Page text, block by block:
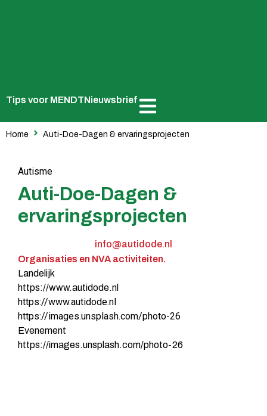
Tips voor MENDTNieuwsbrief
Home Auti-Doe-Dagen & ervaringsprojecten
Autisme
Auti-Doe-Dagen &
ervaringsprojecten
info@autidode.nl
Organisaties en NVA activiteiten.
Landelijk
https://www.autidode.nl
https://www.autidode.nl
https://images.unsplash.com/photo-26
Evenement
https://images.unsplash.com/photo-26